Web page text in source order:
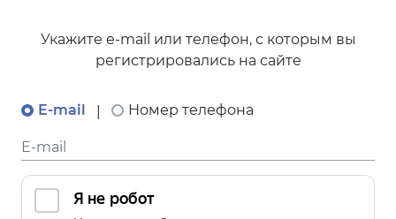
Укажите e-mail или телефон, с которым вы
регистрировались на сайте
E-mail Номер телефона